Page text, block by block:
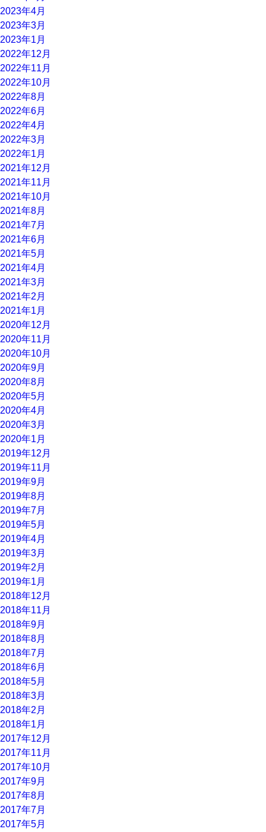
2023年4月
2023年3月
2023年1月
2022年12月
2022年11月
2022年10月
2022年8月
2022年6月
2022年4月
2022年3月
2022年1月
2021年12月
2021年11月
2021年10月
2021年8月
2021年7月
2021年6月
2021年5月
2021年4月
2021年3月
2021年2月
2021年1月
2020年12月
2020年11月
2020年10月
2020年9月
2020年8月
2020年5月
2020年4月
2020年3月
2020年1月
2019年12月
2019年11月
2019年9月
2019年8月
2019年7月
2019年5月
2019年4月
2019年3月
2019年2月
2019年1月
2018年12月
2018年11月
2018年9月
2018年8月
2018年7月
2018年6月
2018年5月
2018年3月
2018年2月
2018年1月
2017年12月
2017年11月
2017年10月
2017年9月
2017年8月
2017年7月
2017年5月